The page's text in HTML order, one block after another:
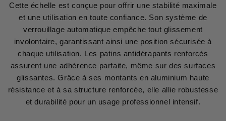
Cette échelle est conçue pour offrir une stabilité maximale
et une utilisation en toute confiance. Son système de
verrouillage automatique empêche tout glissement
involontaire, garantissant ainsi une position sécurisée à
chaque utilisation. Les patins antidérapants renforcés
assurent une adhérence parfaite, même sur des surfaces
glissantes. Grâce à ses montants en aluminium haute
résistance et à sa structure renforcée, elle allie robustesse
et durabilité pour un usage professionnel intensif.